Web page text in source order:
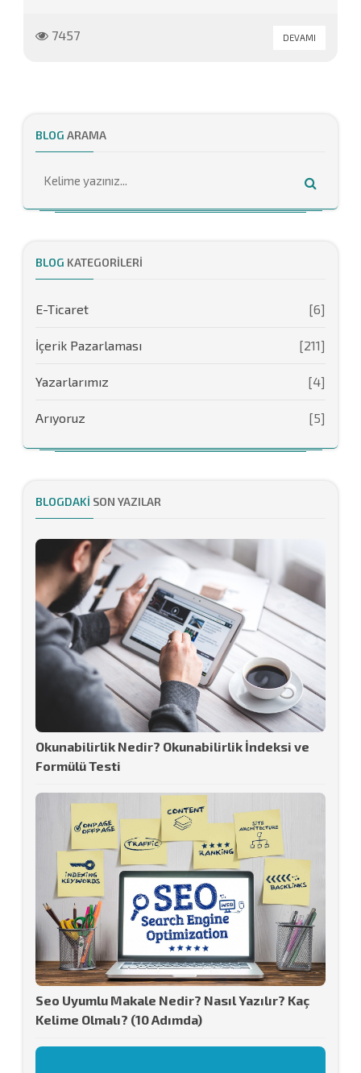
7457 DEVAMI
BLOG ARAMA
BLOG KATEGORILERI
E-Ticaret [6]
İçerik Pazarlaması [211]
Yazarlarımız [4]
Arıyoruz [5]
BLOGDAKI SON YAZILAR
Okunabilirlik Nedir? Okunabilirlik İndeksi ve
Formülü Testi
Seo Uyumlu Makale Nedir? Nasıl Yazılır? Kaç
Kelime Olmalı? (10 Adımda)